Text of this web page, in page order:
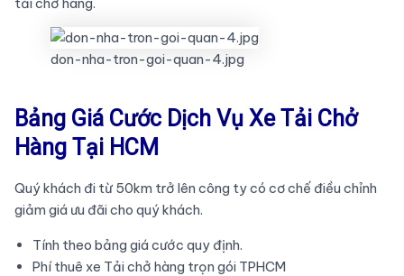
don-nha-tron-goi-quan-4.jpg
Bảng Giá Cước Dịch Vụ Xe Tải Chở
Hàng Tại HCM
Quý khách đi từ 50km trở lên công ty có cơ chế điều chỉnh
giảm giá ưu đãi cho quý khách.
Tính theo bảng giá cước quy định.
Phí thuê xe Tải chở hàng trọn gói TPHCM